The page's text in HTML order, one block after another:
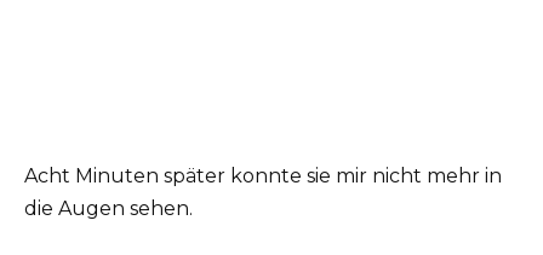
Acht Minuten später konnte sie mir nicht mehr in
die Augen sehen.